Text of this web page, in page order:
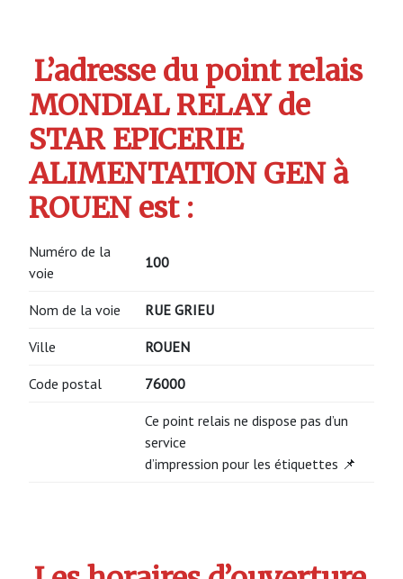
L’adresse du point relais
MONDIAL RELAY de
STAR EPICERIE
ALIMENTATION GEN à
ROUEN est :
Numéro de la
voie
100
Nom de la voie RUE GRIEU
Ville ROUEN
Code postal 76000
Ce point relais ne dispose pas d’un
service
d’impression pour les étiquettes 📌